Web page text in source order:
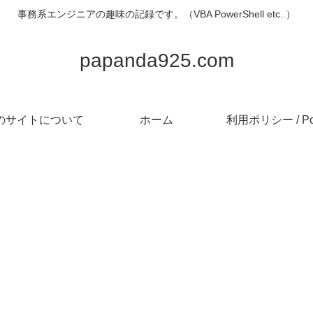
事務系エンジニアの趣味の記録です。（VBA PowerShell etc..）
papanda925.com
サイトについて ホーム 利用ポリシー /